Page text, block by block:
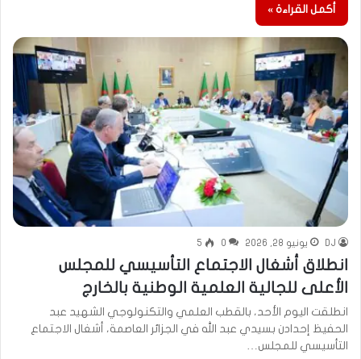
أكمل القراءة »
DJ يونيو 28, 2026 0
5
انطلاق أشغال الاجتماع التأسيسي للمجلس
الأعلى للجالية العلمية الوطنية بالخارج
انطلقت اليوم الأحد، بالقطب العلمي والتكنولوجي الشهيد عبد
الحفيظ إحدادن بسيدي عبد الله في الجزائر العاصمة، أشغال الاجتماع
التأسيسي للمجلس…